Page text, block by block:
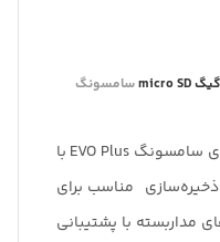
شده است.سامسونگ
کارت حافظه 64 گیگ میکرو اس دی سامسونگ EVO Plus با
ذخیره‌سازی مناسب برای
مداربسته با پشتیبانی